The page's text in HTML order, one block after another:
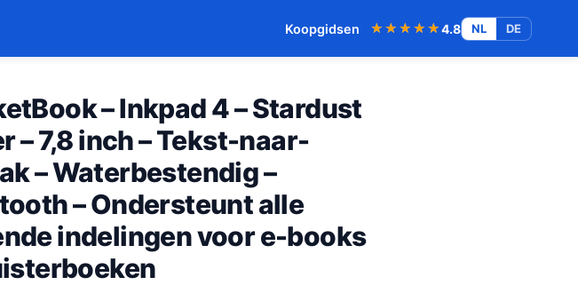
Koopgidsen ★★★★★
★★★★★4.8 NL DE
– Inkpad 4 – Stardust
– 7,8 inch – Tekst-naar-
– Waterbestendig –
– Ondersteunt alle
indelingen voor e-books